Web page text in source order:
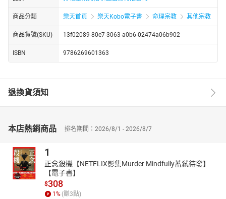
商品分類 樂天首頁 樂天Kobo電子書 命理宗教 其他宗教
商品貨號(SKU) 13f02089-80e7-3063-a0b6-02474a06b902
ISBN 9786269601363
退換貨須知
本店熱銷商品 排名期間：2026/8/1 - 2026/8/7
1
正念殺機【NETFLIX影集Murder Mindfully蓄弒待發】
【電子書】
$308
1% (賺3點)